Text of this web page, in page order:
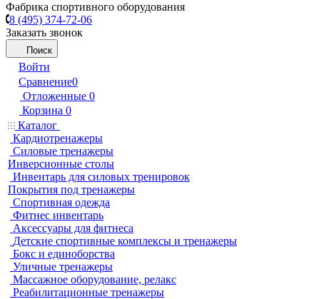
Фабрика спортивного оборудования
8 (495) 374-72-06
Заказать звонок
Поиск
Войти
Сравнение0
Отложенные 0
Корзина 0
Каталог
Кардиотренажеры
Силовые тренажеры
Инверсионные столы
Инвентарь для силовых тренировок
Покрытия под тренажеры
Спортивная одежда
Фитнес инвентарь
Аксессуары для фитнеса
Детские спортивные комплексы и тренажеры
Бокс и единоборства
Уличные тренажеры
Массажное оборудование, релакс
Реабилитационные тренажеры